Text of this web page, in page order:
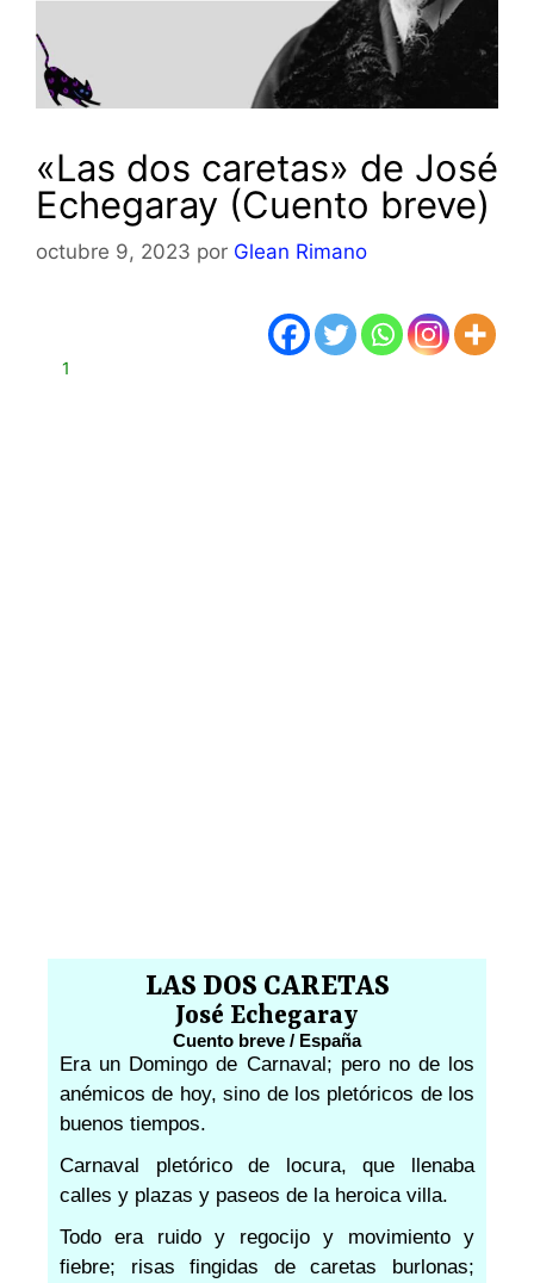
«Las dos caretas» de José
Echegaray (Cuento breve)
octubre 9, 2023 por Glean Rimano
1
LAS DOS CARETAS
José Echegaray
Cuento breve / España
Era un Domingo de Carnaval; pero no de los
anémicos de hoy, sino de los pletóricos de los
buenos tiempos.
Carnaval pletórico de locura, que llenaba
calles y plazas y paseos de la heroica villa.
Todo era ruido y regocijo y movimiento y
fiebre; risas fingidas de caretas burlonas;